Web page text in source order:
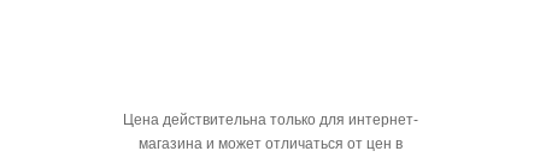
Цена действительна только для интернет-
магазина и может отличаться от цен в